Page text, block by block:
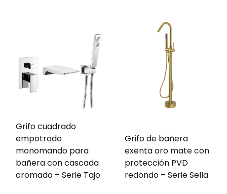
Grifo cuadrado
empotrado
monomando para
bañera con cascada
cromado – Serie Tajo
Grifo de bañera
exenta oro mate con
protección PVD
redondo – Serie Sella